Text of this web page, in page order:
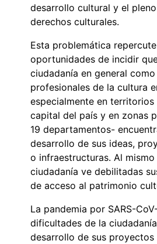
desarrollo cultural y el
derechos culturales.
Esta problemática
oportunidades de incidir
ciudadanía en general
profesionales de la cultura
especialmente en territorios
capital del país y en zonas
19 departamentos-
desarrollo de sus ideas,
o infraestructuras. Al
ciudadanía ve debilitadas
de acceso al patrimonio
La pandemia por SARS-
dificultades de la
desarrollo de sus